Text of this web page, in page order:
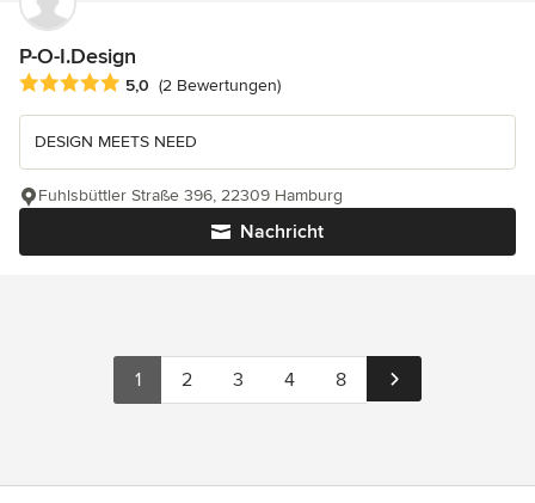
P-O-I.Design
Durchschnittliche Bewertung: 5 von 5 Sternen
5,0 (2 Bewertungen)
DESIGN MEETS NEED
Nachricht
Fuhlsbüttler Straße 396, 22309 Hamburg
1 2 3 4 8